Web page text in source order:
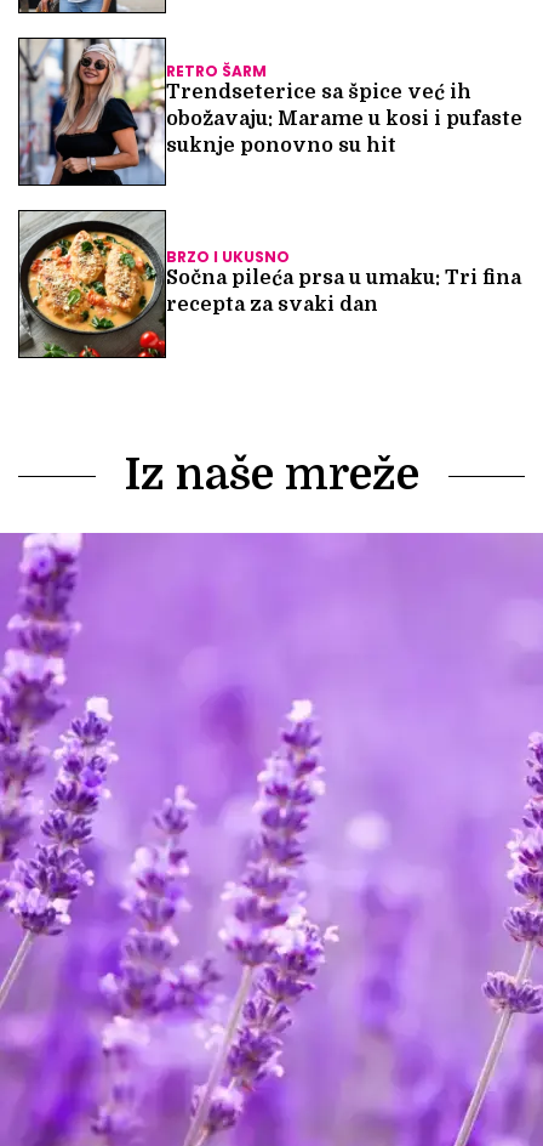
RETRO ŠARM
Trendseterice sa špice već ih
obožavaju: Marame u kosi i pufaste
suknje ponovno su hit
BRZO I UKUSNO
Sočna pileća prsa u umaku: Tri fina
recepta za svaki dan
Iz naše mreže